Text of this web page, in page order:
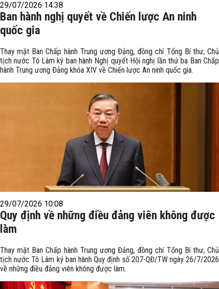
29/07/2026 14:38
Ban hành nghị quyết về Chiến lược An ninh
quốc gia
Thay mặt Ban Chấp hành Trung ương Đảng, đồng chí Tổng Bí thư, Chủ
tịch nước Tô Lâm ký ban hành Nghị quyết Hội nghị lần thứ ba Ban Chấp
hành Trung ương Đảng khóa XIV về Chiến lược An ninh quốc gia.
29/07/2026 10:08
Quy định về những điều đảng viên không được
làm
Thay mặt Ban Chấp hành Trung ương Đảng, đồng chí Tổng Bí thư, Chủ
tịch nước Tô Lâm ký ban hành Quy định số 207-QĐ/TW ngày 26/7/2026
về những điều đảng viên không được làm.